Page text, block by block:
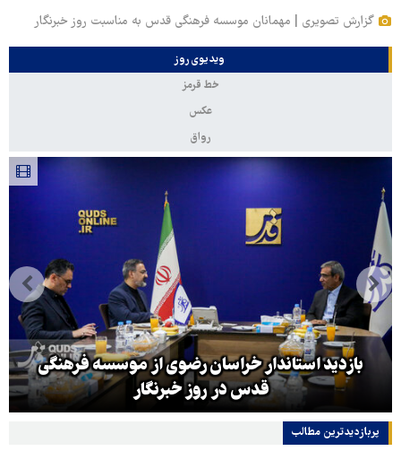
گزارش تصویری | مهمانان موسسه فرهنگی قدس به مناسبت روز خبرنگار
ویدیوی روز
خط قرمز
عکس
رواق
بازدید استاندار خراسان رضوی از موسسه فرهنگی
قدس در روز خبرنگار
پربازدیدترین‌ مطالب